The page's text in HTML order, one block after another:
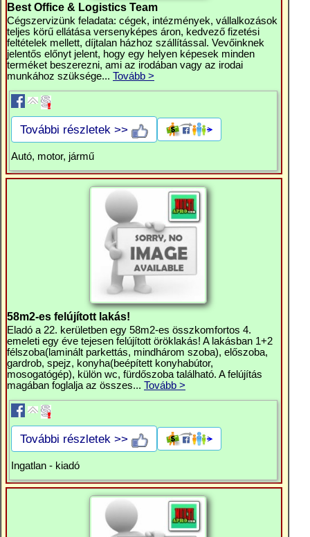
Best Office & Logistics Team
Cégszervizünk feladata: cégek, intézmények, vállalkozások
teljes körű ellátása versenyképes áron, kedvező fizetési
feltételek mellett, díjtalan házhoz szállítással. Vevőinknek
jelentős előnyt jelent, hogy egy helyen képesek minden
terméket beszerezni, ami az irodában vagy az irodai
munkához szüksége... Tovább >
További részletek >>
Autó, motor, jármű
58m2-es felújított lakás!
Eladó a 22. kerületben egy 58m2-es összkomfortos 4.
emeleti egy éve tejesen felújított öröklakás! A lakásban 1+2
félszoba(laminált parkettás, mindhárom szoba), előszoba,
gardrob, spejz, konyha(beépített konyhabútor,
mosogatógép), külön wc, fürdőszoba található. A felújítás
magában foglalja az összes... Tovább >
További részletek >>
Ingatlan - kiadó